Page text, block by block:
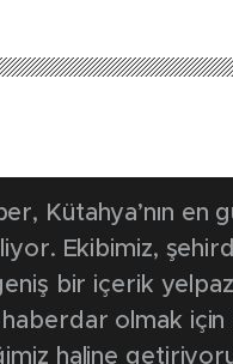
Kütahya’nın
Ekibimiz,
bir içerik
olmak için
haline